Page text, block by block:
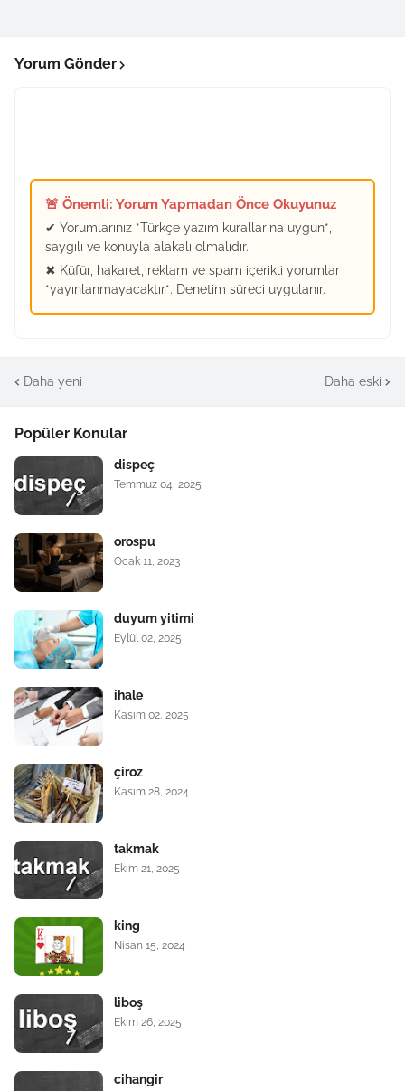
Yorum Gönder
🚨 Önemli: Yorum Yapmadan Önce Okuyunuz
✔ Yorumlarınız *Türkçe yazım kurallarına uygun*,
saygılı ve konuyla alakalı olmalıdır.
✖ Küfür, hakaret, reklam ve spam içerikli yorumlar
*yayınlanmayacaktır*. Denetim süreci uygulanır.
Daha yeni Daha eski
Popüler Konular
dispeç
Temmuz 04, 2025
orospu
Ocak 11, 2023
duyum yitimi
Eylül 02, 2025
ihale
Kasım 02, 2025
çiroz
Kasım 28, 2024
takmak
Ekim 21, 2025
king
Nisan 15, 2024
liboş
Ekim 26, 2025
cihangir